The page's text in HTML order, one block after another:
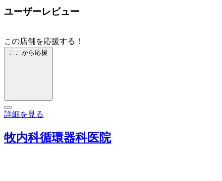
ユーザーレビュー
この店舗を応援する！
ここから応援
詳細を見る
牧内科循環器科医院